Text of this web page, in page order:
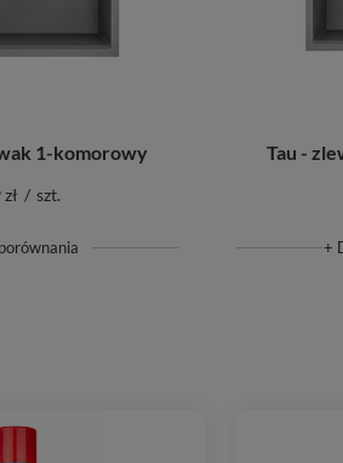
1-komorowy
/ szt.
Tau -
+